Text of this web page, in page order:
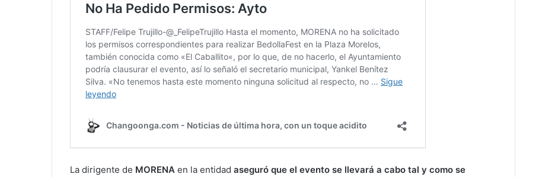
La dirigente de MORENA en la entidad aseguró que el evento se llevará a cabo tal y como se